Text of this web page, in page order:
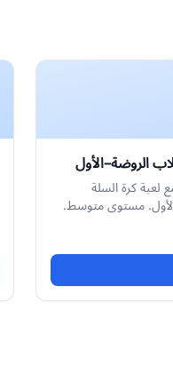
الروضة–الأول
كرة السلة
مستوى متوسط.